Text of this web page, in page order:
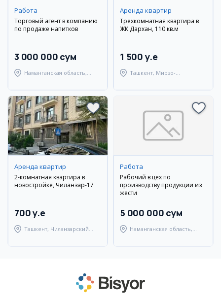
Работа
Торговый агент в компанию
по продаже напитков
3 000 000 сум
Наманганская область,
Аренда квартир
Трехкомнатная квартира в
ЖК Дархан, 110 кв.м
1 500 y.e
Ташкент, Мирзо-
Аренда квартир
2-комнатная квартира в
новостройке, Чиланзар-17
700 y.e
Ташкент, Чиланзарский
Работа
Рабочий в цех по
производству продукции из
жести
5 000 000 сум
Наманганская область,